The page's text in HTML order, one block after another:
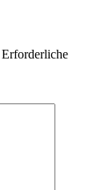
Erforderliche